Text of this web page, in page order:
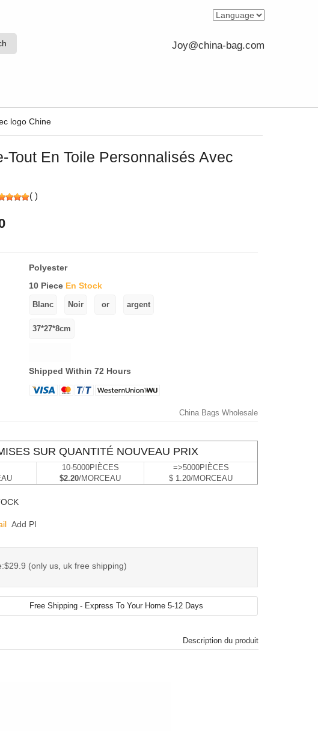
Joy@china-bag.com
logo Chine
Tout En Toile Personnalisés Avec
( )
Polyester
10 Piece En Stock
Shipped Within 72 Hours
China Bags Wholesale
SUR QUANTITÉ NOUVEAU PRIX
10-5000PIÈCES
$2.20/MORCEAU
=>5000PIÈCES
$ 1.20/MORCEAU
Add PI
(only us, uk free shipping)
Description du produit